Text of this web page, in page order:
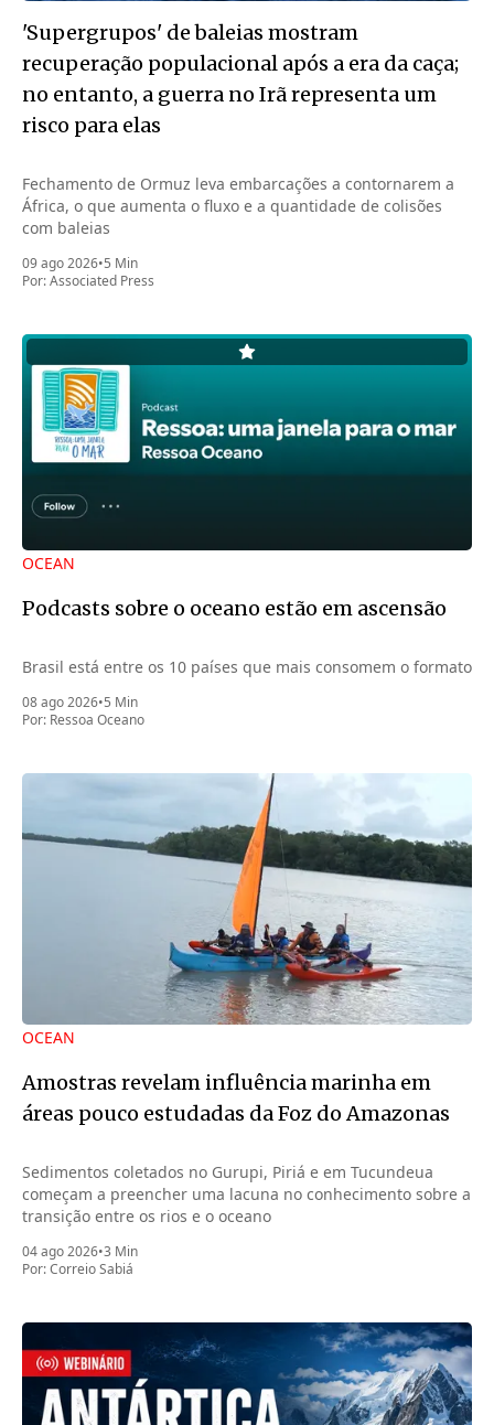
'Supergrupos' de baleias mostram
recuperação populacional após a era da caça;
no entanto, a guerra no Irã representa um
risco para elas
Fechamento de Ormuz leva embarcações a contornarem a
África, o que aumenta o fluxo e a quantidade de colisões
com baleias
09 ago 2026•5 Min
Por:Associated Press
OCEAN
Podcasts sobre o oceano estão em ascensão
Brasil está entre os 10 países que mais consomem o formato
08 ago 2026•5 Min
Por: Ressoa Oceano
OCEAN
Amostras revelam influência marinha em
áreas pouco estudadas da Foz do Amazonas
Sedimentos coletados no Gurupi, Piriá e em Tucundeua
começam a preencher uma lacuna no conhecimento sobre a
transição entre os rios e o oceano
04 ago 2026•3 Min
Por:Correio Sabiá